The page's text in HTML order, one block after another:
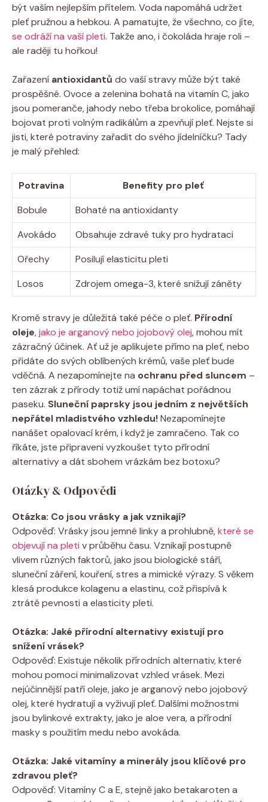
být vaším nejlepším přítelem. Voda napomáhá udržet
pleť pružnou a hebkou. A pamatujte, že všechno, co jíte,
se odráží na vaší pleti. Takže ano, i čokoláda hraje roli –
ale raději tu hořkou!
Zařazení antioxidantů do vaší stravy může být také
prospěšné. Ovoce a zelenina bohatá na vitamín C, jako
jsou pomeranče, jahody nebo třeba brokolice, pomáhají
bojovat proti volným radikálům a zpevňují pleť. Nejste si
jisti, které potraviny zařadit do svého jídelníčku? Tady
je malý přehled:
Potravina
Benefity pro pleť
Bobule
Bohaté na antioxidanty
Avokádo
Obsahuje zdravé tuky pro hydrataci
Ořechy
Posilují elasticitu pleti
Losos
Zdrojem omega-3, které snižují záněty
Kromě stravy je důležitá také péče o pleť. Přírodní
oleje,jako je arganový nebo jojobový olej, mohou mít
zázračný účinek. Ať už je aplikujete přímo na pleť, nebo
přidáte do svých oblíbených krémů, vaše pleť bude
vděčná. A nezapomínejte na ochranu před sluncem –
ten zázrak z přírody totiž umí napáchat pořádnou
paseku. Sluneční paprsky jsou jedním z největších
nepřátel mladistvého vzhledu!Nezapomínejte
nanášet opalovací krém, i když je zamračeno. Tak co
říkáte, jste připraveni vyzkoušet tyto přírodní
alternativy a dát sbohem vrázkám bez botoxu?
Otázky & Odpovědi
Otázka: Co jsou vrásky a jak vznikají?
Odpověď: Vrásky jsou jemné linky a prohlubně,které se
objevují na pleti v průběhu času. Vznikají postupně
vlivem různých faktorů, jako jsou biologické stáří,
sluneční záření, kouření, stres a mimické výrazy. S věkem
klesá produkce kolagenu a elastinu, což přispívá k
ztrátě pevnosti a elasticity pleti.
Otázka: Jaké přírodní alternativy existují pro
snížení vrásek?
Odpověď: Existuje několik přírodních alternativ, které
mohou pomoci minimalizovat vzhled vrásek. Mezi
nejúčinnější patří oleje, jako je arganový nebo jojobový
olej, které hydratují a vyživují pleť. Dalšími možnostmi
jsou bylinkové extrakty, jako je aloe vera, a přírodní
masky s použitím medu nebo avokáda.
Otázka: Jaké vitamíny a minerály jsou klíčové pro
zdravou pleť?
Odpověď: Vitamíny C a E, stejně jako betakaroten a